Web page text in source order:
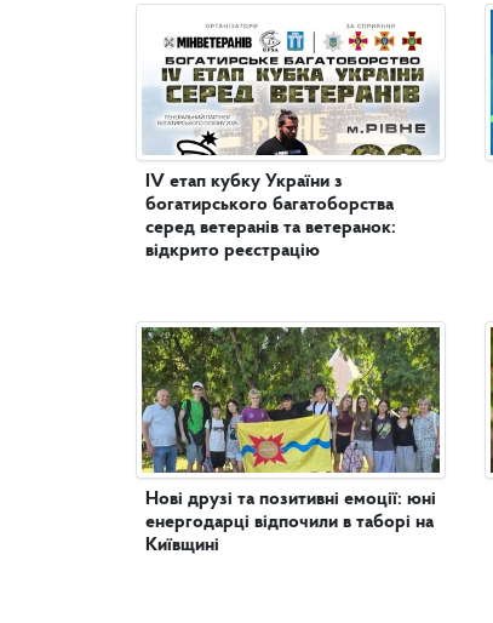
IV етап кубку України з
богатирського багатоборства
серед ветеранів та ветеранок:
відкрито реєстрацію
Нові друзі та позитивні емоції: юні
енергодарці відпочили в таборі на
Київщині